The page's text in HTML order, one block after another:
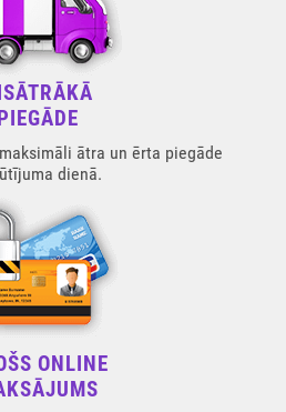
ātra un ērta piegāde
dienā.
ONLINE